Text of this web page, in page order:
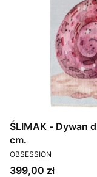
ŚLIMAK - Dywan
cm.
PRODUCENT
OBSESSION
Cena
399,00 zł